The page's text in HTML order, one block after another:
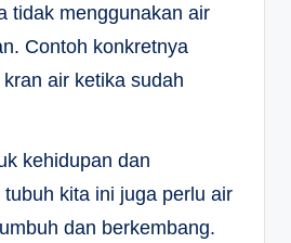
tidak menggunakan air
Contoh konkretnya
air ketika sudah
kehidupan dan
kita ini juga perlu air
dan berkembang.